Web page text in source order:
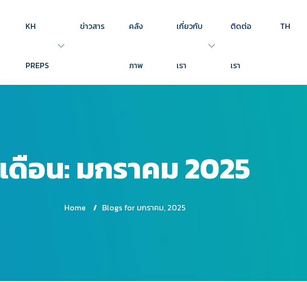
KH
PREPS
ข่าวสาร คลัง
ภาพ
เกี่ยวกับ
เรา
ติดต่อ
เรา
TH
เดือน:มกราคม 2025
Home / Blogs for มกราคม, 2025